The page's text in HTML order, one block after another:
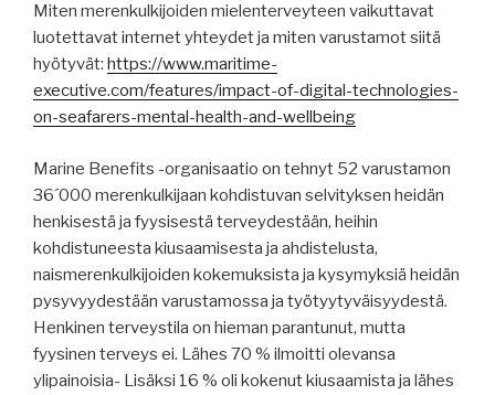
Miten merenkulkijoiden mielenterveyteen vaikuttavat
luotettavat internet yhteydet ja miten varustamot siitä
hyötyvät: https://www.maritime-
executive.com/features/impact-of-digital-technologies-
on-seafarers-mental-health-and-wellbeing
Marine Benefits -organisaatio on tehnyt 52 varustamon
36´000 merenkulkijaan kohdistuvan selvityksen heidän
henkisestä ja fyysisestä terveydestään, heihin
kohdistuneesta kiusaamisesta ja ahdistelusta,
naismerenkulkijoiden kokemuksista ja kysymyksiä heidän
pysyvyydestään varustamossa ja työtyytyväisyydestä.
Henkinen terveystila on hieman parantunut, mutta
fyysinen terveys ei. Lähes 70 % ilmoitti olevansa
ylipainoisia- Lisäksi 16 % oli kokenut kiusaamista ja lähes